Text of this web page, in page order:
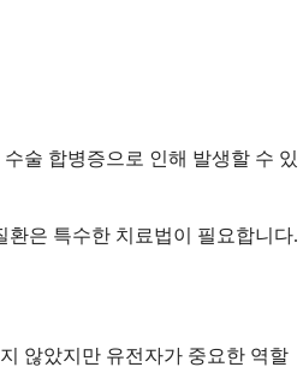
술 합병증으로 인해 발생할 수 있
은 특수한 치료법이 필요합니다.
않았지만 유전자가 중요한 역할